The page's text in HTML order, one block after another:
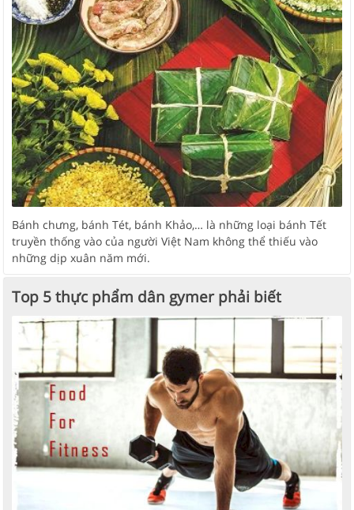
Bánh chưng, bánh Tét, bánh Khảo,… là những loại bánh Tết
truyền thống vào của người Việt Nam không thể thiếu vào
những dịp xuân năm mới.
Top 5 thực phẩm dân gymer phải biết